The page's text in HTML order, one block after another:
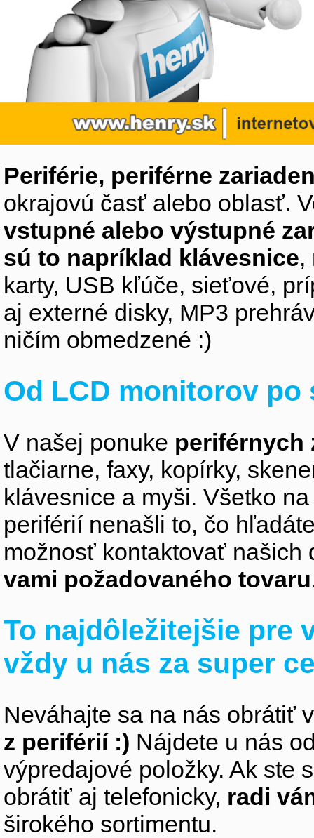
Periférie, periférne
okrajovú časť alebo oblasť.
vstupné alebo výstupné
sú to napríklad klávesnice,
karty, USB kľúče, sieťové,
aj externé disky, MP3
ničím obmedzené :)
Od LCD monitorov
V našej ponuke periférnych
tlačiarne, faxy, kopírky,
klávesnice a myši. Všetko
periférií nenašli to, čo
možnosť kontaktovať
vami požadovaného tovaru
To najdôležitejšie pre
vždy u nás za super
Neváhajte sa na nás obrátiť
z periférií :) Nájdete u nás
výpredajové položky. Ak ste
obrátiť aj telefonicky, radi
širokého sortimentu.